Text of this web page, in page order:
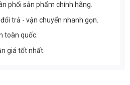
phối sản phẩm chính hãng.
trả - vận chuyển nhanh gọn.
toàn quốc.
giá tốt nhất.
Philips M12 công suất 150W ánh